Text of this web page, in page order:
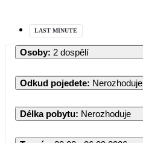
LAST MINUTE
Osoby: 2 dospělí
Odkud pojedete: Nerozhoduje
Délka pobytu: Nerozhoduje